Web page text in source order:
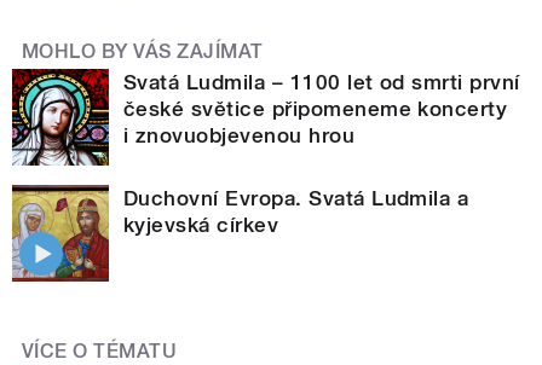
MOHLO BY VÁS ZAJÍMAT
Svatá Ludmila – 1100 let od smrti první
české světice připomeneme koncerty
i znovuobjevenou hrou
Duchovní Evropa. Svatá Ludmila a
kyjevská církev
VÍCE O TÉMATU